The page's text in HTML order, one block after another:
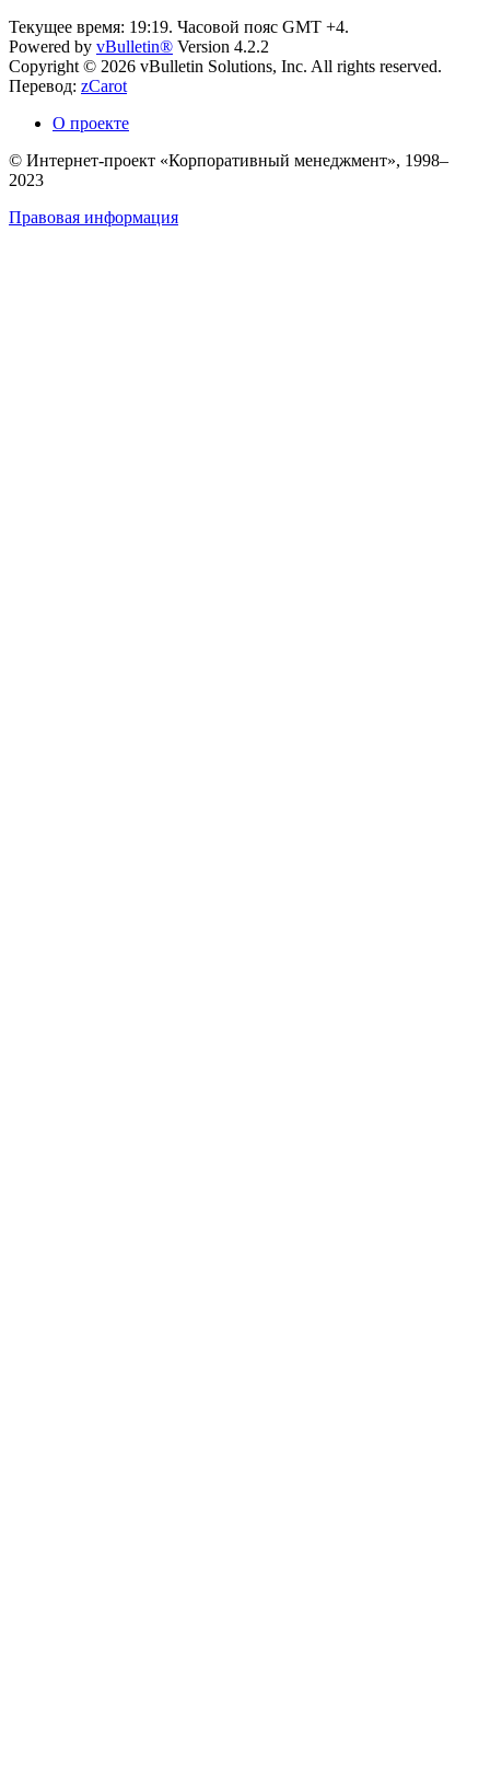
Текущее время: 19:19. Часовой пояс GMT +4.
Powered by vBulletin® Version 4.2.2
Copyright © 2026 vBulletin Solutions, Inc. All rights reserved.
Перевод: zCarot
О проекте
© Интернет-проект «Корпоративный менеджмент», 1998–
2023
Правовая информация